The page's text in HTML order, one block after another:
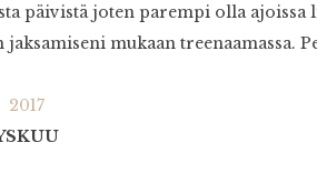
päivistä joten parempi olla ajoissa
mukaan treenaamassa.